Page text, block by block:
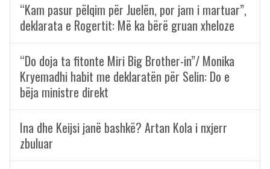
“Kam pasur pëlqim për Juelën, por jam i martuar”,
deklarata e Rogertit: Më ka bërë gruan xheloze
“Do doja ta fitonte Miri Big Brother-in”/ Monika
Kryemadhi habit me deklaratën për Selin: Do e
bëja ministre direkt
Ina dhe Keijsi janë bashkë? Artan Kola i nxjerr
zbuluar